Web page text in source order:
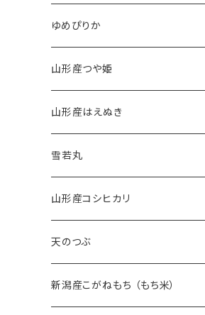
ゆめぴりか
山形産つや姫
山形産はえぬき
雪若丸
山形産コシヒカリ
天のつぶ
新潟産こがねもち （もち米）